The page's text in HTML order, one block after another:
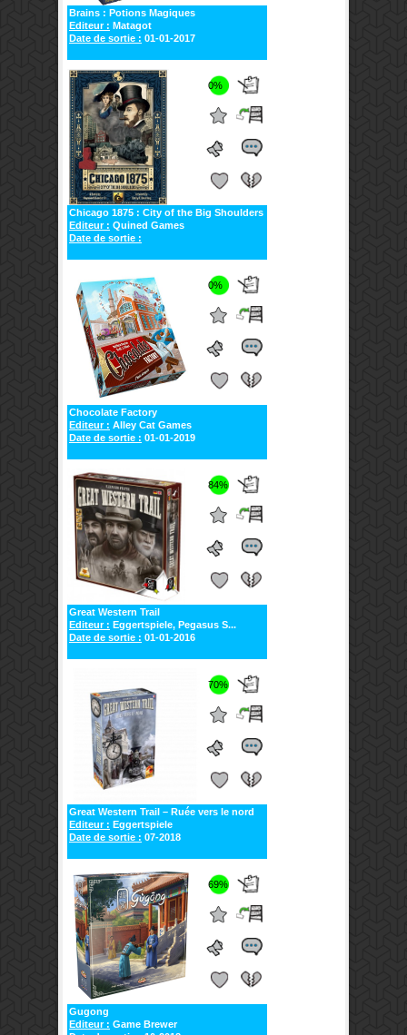
Brains : Potions Magiques
Editeur : Matagot
Date de sortie : 01-01-2017
0%
Chicago 1875 : City of the Big Shoulders
Editeur : Quined Games
Date de sortie :
0%
Chocolate Factory
Editeur : Alley Cat Games
Date de sortie : 01-01-2019
84%
Great Western Trail
Editeur : Eggertspiele, Pegasus S...
Date de sortie : 01-01-2016
70%
Great Western Trail – Ruée vers le nord
Editeur : Eggertspiele
Date de sortie : 07-2018
69%
Gugong
Editeur : Game Brewer